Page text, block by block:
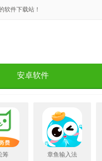
软件下载站！
安卓软件
筹
章鱼输入法